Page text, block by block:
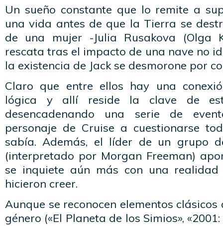
Un sueño constante que lo remite a
una vida antes de que la Tierra se
de una mujer -Julia Rusakova (Olga
rescata tras el impacto de una nave no
la existencia de Jack se desmorone por
Claro que entre ellos hay una
lógica y allí reside la clave de
desencadenando una serie de
personaje de Cruise a cuestionarse
sabía. Además, el líder de un grupo
(interpretado por Morgan Freeman)
se inquiete aún más con una
hicieron creer.
Aunque se reconocen elementos
género («El Planeta de los Simios»,